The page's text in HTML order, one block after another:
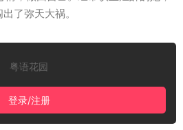
了弥天大祸。
粤语花园
登录/注册